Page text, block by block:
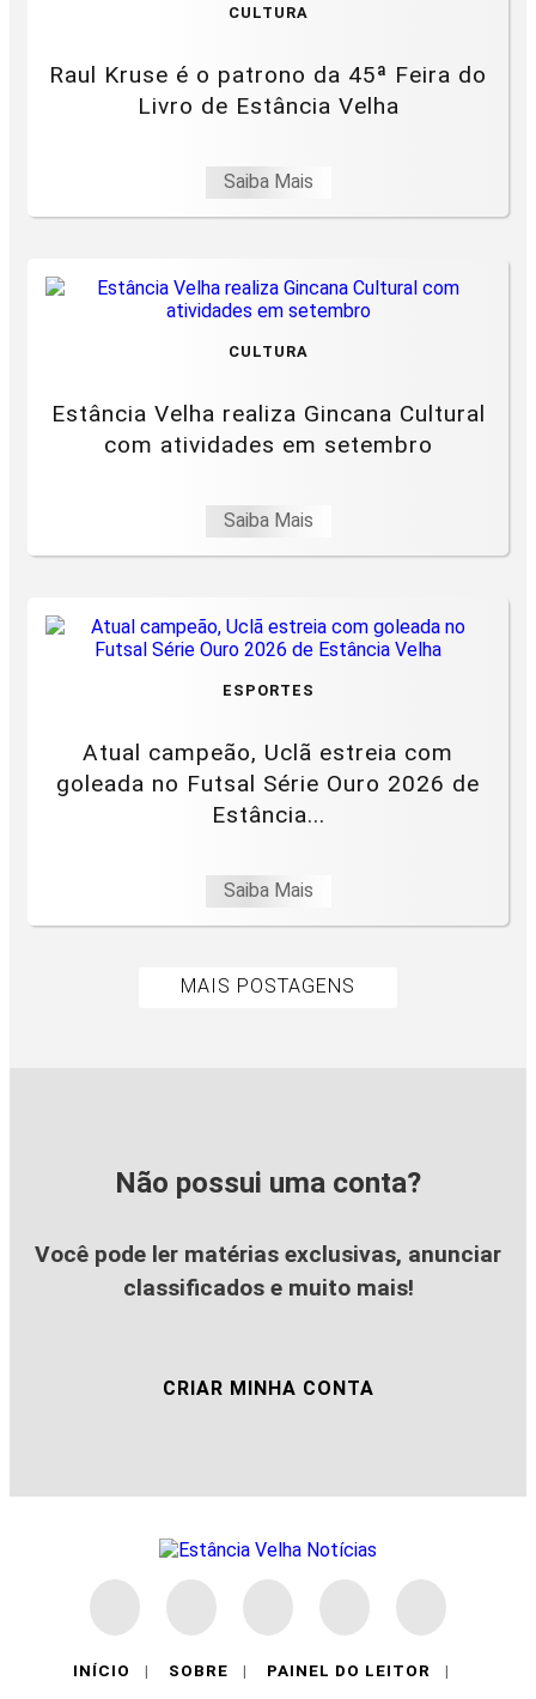
CULTURA
Raul Kruse é o patrono da 45ª Feira do
Livro de Estância Velha
Saiba Mais
CULTURA
Estância Velha realiza Gincana Cultural
com atividades em setembro
Saiba Mais
ESPORTES
Atual campeão, Uclã estreia com
goleada no Futsal Série Ouro 2026 de
Estância...
Saiba Mais
MAIS POSTAGENS
Não possui uma conta?
Você pode ler matérias exclusivas, anunciar
classificados e muito mais!
CRIAR MINHA CONTA
INÍCIO | SOBRE | PAINEL DO LEITOR |